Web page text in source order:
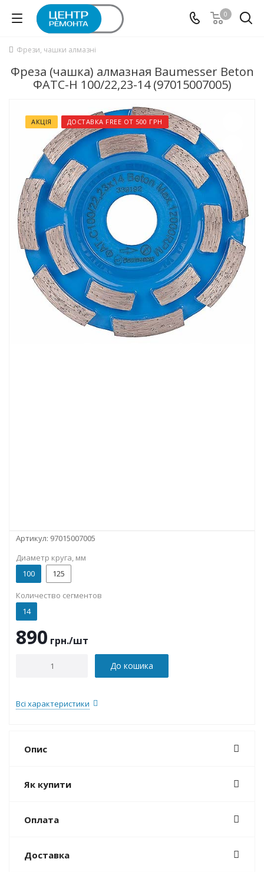
0
Фрези, чашки алмазні
Фреза (чашка) алмазная Baumesser Beton
ФАТС-H 100/22,23-14 (97015007005)
АКЦІЯ ДОСТАВКА FREE ОТ 500 ГРН
Артикул: 97015007005
Диаметр круга, мм
100
125
Количество сегментов
14
890 грн./шт
До кошика
Всі характеристики
Опис
Як купити
Оплата
Доставка